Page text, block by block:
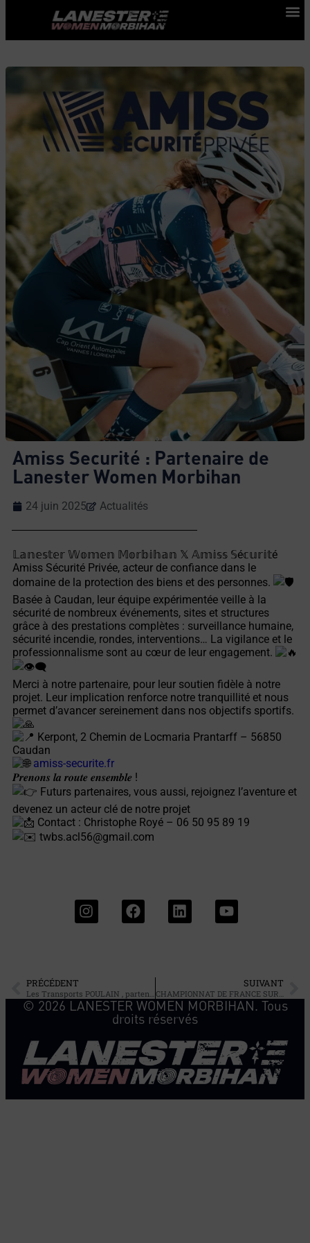
Amiss Securité : Partenaire de
Lanester Women Morbihan
24 juin 2025 Actualités
𝕃𝕒𝕟𝕖𝕤𝕥𝕖𝕣 𝕎𝕠𝕞𝕖𝕟 𝕄𝕠𝕣𝕓𝕚𝕙𝕒𝕟 𝕏 𝔸𝕞𝕚𝕤𝕤 𝕊é𝕔𝕦𝕣𝕚𝕥é
Amiss Sécurité Privée, acteur de confiance dans le
domaine de la protection des biens et des personnes.
Basée à Caudan, leur équipe expérimentée veille à la
sécurité de nombreux événements, sites et structures
grâce à des prestations complètes : surveillance humaine,
sécurité incendie, rondes, interventions… La vigilance et le
professionnalisme sont au cœur de leur engagement.
Merci à notre partenaire, pour leur soutien fidèle à notre
projet. Leur implication renforce notre tranquillité et nous
permet d’avancer sereinement dans nos objectifs sportifs.
Kerpont, 2 Chemin de Locmaria Prantarff – 56850
Caudan
amiss-securite.fr
𝑷𝒓𝒆𝒏𝒐𝒏𝒔 𝒍𝒂 𝒓𝒐𝒖𝒕𝒆 𝒆𝒏𝒔𝒆𝒎𝒃𝒍𝒆 !
Futurs partenaires, vous aussi, rejoignez l’aventure et
devenez un acteur clé de notre projet
Contact : Christophe Royé – 06 50 95 89 19
twbs.acl56@gmail.com
PRÉCÉDENT
Les Transports POULAIN , partenaire de la Team !
SUIVANT
CHAMPIONNAT DE FRANCE SUR ROUTE – CONTRE-LA-MONTRE INDIVIDUEL 2025 – AMATEURS FEMMES
© 2026 LANESTER WOMEN MORBIHAN. Tous
droits réservés